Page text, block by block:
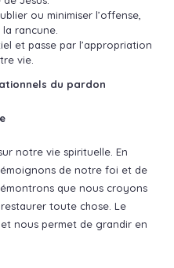
ou minimiser l’offense,
rancune.
et passe par l’appropriation
vie.
du pardon
notre vie spirituelle. En
de notre foi et de
que nous croyons
toute chose. Le
nous permet de grandir en